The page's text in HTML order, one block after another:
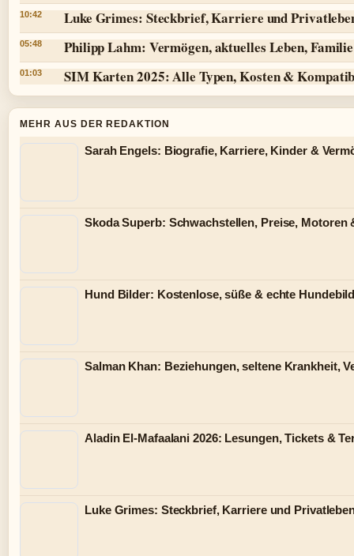
10:42 Luke Grimes: Steckbrief, Karriere und
05:48 Philipp Lahm: Vermögen, aktuelles Leben,
01:03 SIM Karten 2025: Alle Typen, Kosten &
MEHR AUS DER REDAKTION
Sarah Engels: Biografie, Karriere, Kinder &
Skoda Superb: Schwachstellen, Preise, Motoren
Hund Bilder: Kostenlose, süße & echte
Salman Khan: Beziehungen, seltene Krankheit,
Aladin El-Mafaalani 2026: Lesungen, Tickets &
Luke Grimes: Steckbrief, Karriere und